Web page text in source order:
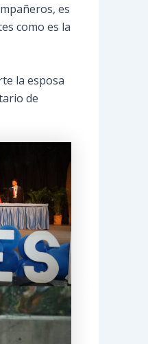
es
como es la
la esposa
de